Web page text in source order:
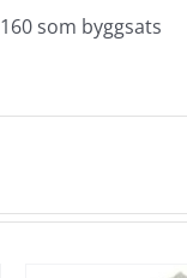
som byggsats